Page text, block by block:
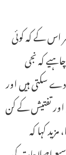
اس کے کہ کوئی
کہ نجی
دے سکتی ہیں اور
تفتیش کے کن
کہا کہ